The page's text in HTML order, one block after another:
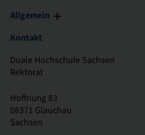
Allgemein
Kontakt
Duale Hochschule Sachsen
Rektorat
Hoffnung 83
08371 Glauchau
Sachsen